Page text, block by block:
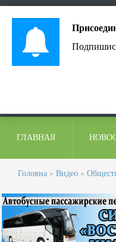
ГЛАВНАЯ
Головна » Видео »